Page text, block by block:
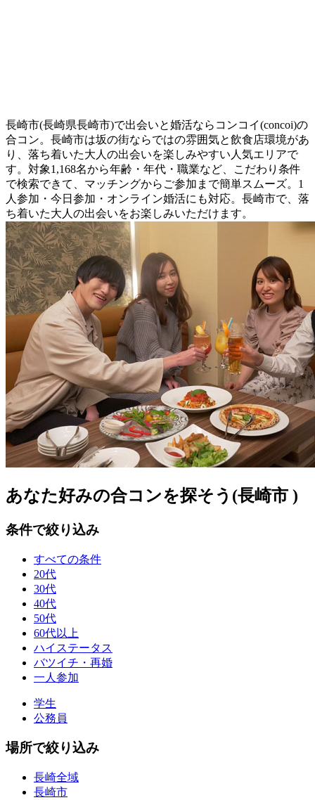
長崎市(長崎県長崎市)で出会いと婚活ならコンコイ(concoi)の
合コン。長崎市は坂の街ならではの雰囲気と飲食店環境があ
り、落ち着いた大人の出会いを楽しみやすい人気エリアで
す。対象1,168名から年齢・年代・職業など、こだわり条件
で検索できて、マッチングからご参加まで簡単スムーズ。1
人参加・今日参加・オンライン婚活にも対応。長崎市で、落
ち着いた大人の出会いをお楽しみいただけます。
あなた好みの合コンを探そう(長崎市 )
条件で絞り込み
すべての条件
20代
30代
40代
50代
60代以上
ハイステータス
バツイチ・再婚
一人参加
学生
公務員
場所で絞り込み
長崎全域
長崎市